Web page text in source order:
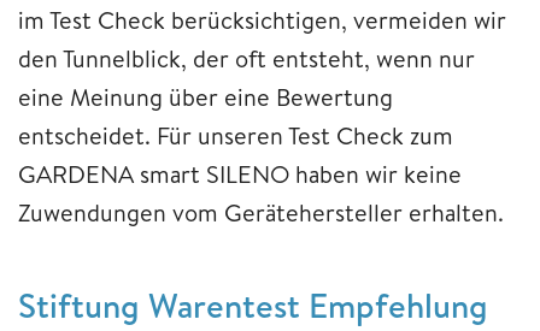
im Test Check berücksichtigen, vermeiden wir
den Tunnelblick, der oft entsteht, wenn nur
eine Meinung über eine Bewertung
entscheidet. Für unseren Test Check zum
GARDENA smart SILENO haben wir keine
Zuwendungen vom Gerätehersteller erhalten.
Stiftung Warentest Empfehlung